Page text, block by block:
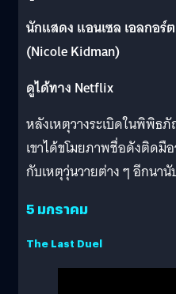
นักแสดง แอนเซล เอลกอ
(Nicole Kidman)
ดูได้ทาง Netflix
หลังเหตุวางระเบิดในพิพิ
เขาได้ขโมยภาพชื่อดังติด
กับเหตุวุ่นวายต่าง ๆ อีกนานั
5 มกราคม
The Last Duel